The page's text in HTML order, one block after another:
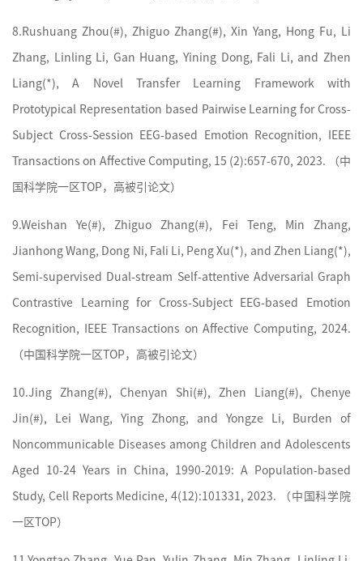
8. Rushuang Zhou(#), Zhiguo Zhang(#), Xin Yang, Hong Fu, Li
Zhang, Linling Li, Gan Huang, Yining Dong, Fali Li, and Zhen
Liang(*), A Novel Transfer Learning Framework with
Prototypical Representation based Pairwise Learning for Cross-
Subject Cross-Session EEG-based Emotion Recognition, IEEE
Transactions on Affective Computing, 15 (2):657-670, 2023. （中
国科学院一区TOP，高被引论文）
9. Weishan Ye(#), Zhiguo Zhang(#), Fei Teng, Min Zhang,
Jianhong Wang, Dong Ni, Fali Li, Peng Xu(*), and Zhen Liang(*),
Semi-supervised Dual-stream Self-attentive Adversarial Graph
Contrastive Learning for Cross-Subject EEG-based Emotion
Recognition, IEEE Transactions on Affective Computing, 2024.
（中国科学院一区TOP，高被引论文）
10. Jing Zhang(#), Chenyan Shi(#), Zhen Liang(#), Chenye
Jin(#), Lei Wang, Ying Zhong, and Yongze Li, Burden of
Noncommunicable Diseases among Children and Adolescents
Aged 10-24 Years in China, 1990-2019: A Population-based
Study, Cell Reports Medicine, 4(12):101331, 2023. （ 中国科学院
一区TOP）